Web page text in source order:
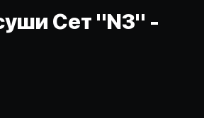
Сет "N3" -